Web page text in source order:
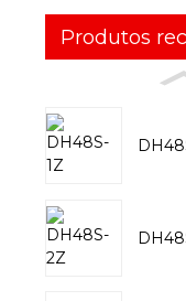
Produtos